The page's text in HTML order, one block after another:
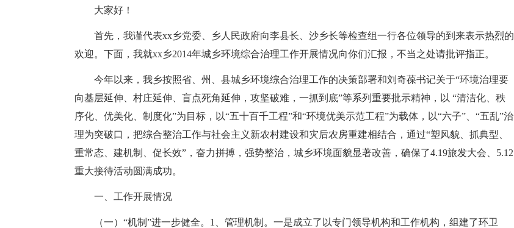
大家好！
首先，我谨代表xx乡党委、乡人民政府向李县长、沙乡长等检查组一行各位领导的到来表示热烈的
欢迎。下面，我就xx乡2014年城乡环境综合治理工作开展情况向你们汇报，不当之处请批评指正。
今年以来，我乡按照省、州、县城乡环境综合治理工作的决策部署和刘奇葆书记关于“环境治理要
向基层延伸、村庄延伸、盲点死角延伸，攻坚破难，一抓到底”等系列重要批示精神，以 “清洁化、秩
序化、优美化、制度化”为目标，以“五十百千工程”和“环境优美示范工程”为载体，以“六子”、“五乱”治
理为突破口，把综合整治工作与社会主义新农村建设和灾后农房重建相结合，通过“塑风貌、抓典型、
重常态、建机制、促长效”，奋力拼搏，强势整治，城乡环境面貌显著改善，确保了4.19旅发大会、5.12
重大接待活动圆满成功。
一、工作开展情况
（一）“机制”进一步健全。1、管理机制。一是成立了以专门领导机构和工作机构，组建了环卫